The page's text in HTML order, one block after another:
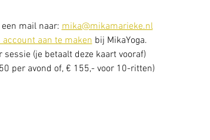
mail naar: mika@mikamarieke.nl
account aan te maken bij MikaYoga.
(je betaalt deze kaart vooraf)
per avond of, € 155,- voor 10-ritten)